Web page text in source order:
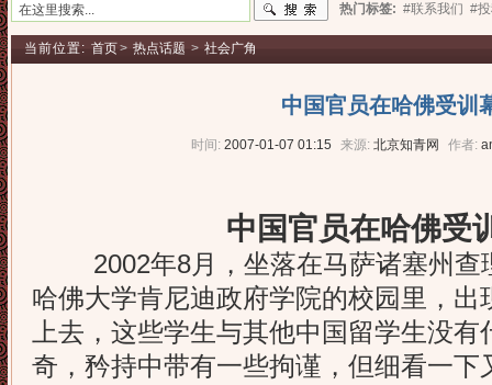
热门标签: #联系我们 #
当前位置: 首页> 热点话题 > 社会广角
中国官员在哈佛受训
时间: 2007-01-07 01:15 来源: 北京知青网 作者:
中国官员在哈佛受
2002年8月，坐落在马萨诸塞州查
哈佛大学肯尼迪政府学院的校园里，出
上去，这些学生与其他中国留学生没
奇，矜持中带有一些拘谨，但细看一下